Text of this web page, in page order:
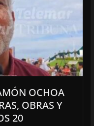
OCHOA
OBRAS Y
20